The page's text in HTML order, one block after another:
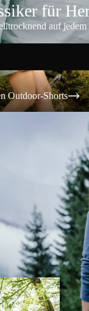
für
auf jedem
Shorts
Outdoor-Shorts